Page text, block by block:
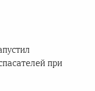
при